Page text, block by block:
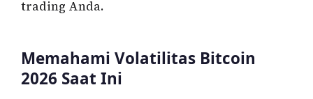
trading Anda.
Memahami Volatilitas Bitcoin
2026 Saat Ini